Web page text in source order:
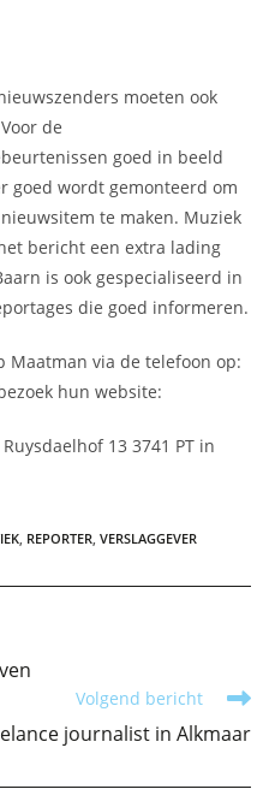
moeten ook
de
goed in beeld
goed wordt gemonteerd om
te maken. Muziek
bericht een extra lading
is ook gespecialiseerd in
die goed informeren.
Maatman via de telefoon op:
hun website:
13 3741 PT in
REPORTER VERSLAGGEVER
Volgend bericht
journalist in Alkmaar